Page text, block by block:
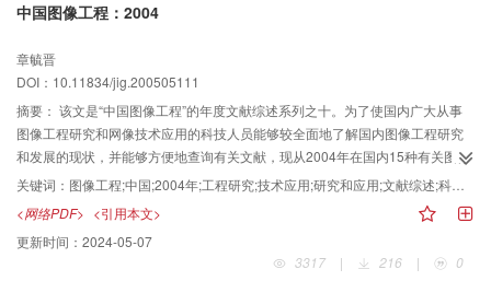
中国图像工程：2004
章毓晋
DOI：10.11834/jig.200505111
摘要： 该文是“中国图像工程”的年度文献综述系列之十。为了使国内广大从事
图像工程研究和网像技术应用的科技人员能够较全面地了解国内图像工程研究
和发展的现状，并能够方便地查询有关文献，现从2004年在国内15种有关图像
工程重要中文期刊的共108期上发表的2473篇学术研究和技术应用文献中，选
取出632篇属于图像工程领域的文献，并根据各文献的主要内容将其分别归入图
像处理，图像分析，图像理解，技术应用和综述5个大类，然后进一步分入21个
专业小类。在此基础上还进行了各类文献的统计和分析。由统计分析结果可看
到“中国图像工程”在2004年的许多新进展情况。特别值得指出，图像工程文献
关键词： 图像工程;中国;2004年;工程研究;技术应用;研究和应用;文献综述;科技人员;学术研究;中文期刊;工程领域;图像处理;图像分析;图像理解;分析结果;变化情况;统计分析;图像分割;压缩编码;发展动态;国内;比例;查询
<网络PDF> <引用本文>
更新时间： 2024-05-07
3317
| 216 | 0